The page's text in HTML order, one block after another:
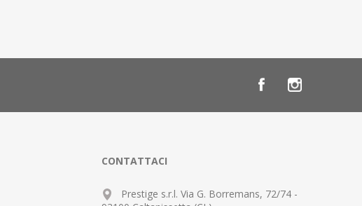
CONTATTACI
Prestige s.r.l. Via G. Borremans, 72/74 -